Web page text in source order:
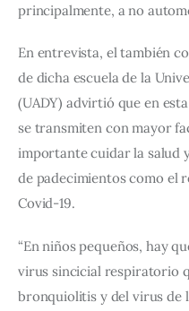
principalmente, a no
En entrevista, el también
de dicha escuela de la
(UADY) advirtió que en
se transmiten con mayor
importante cuidar la salud
de padecimientos como el
Covid-19.
“En niños pequeños, hay
virus sincicial respiratorio
bronquiolitis y del virus de